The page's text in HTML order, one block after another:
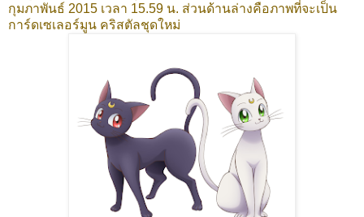
กุมภาพันธ์ 2015 เวลา 15.59 น. ส่วนด้านล่างคือภาพที่จะเป็น
การ์ดเซเลอร์มูน คริสตัลชุดใหม่